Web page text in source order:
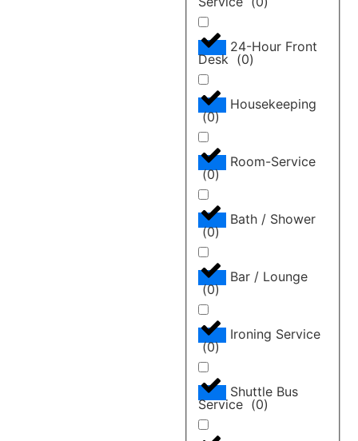
24-Hour Front
Desk (0)
Housekeeping
(0)
Room-Service
(0)
Bath / Shower
(0)
Bar / Lounge
(0)
Ironing Service
(0)
Shuttle Bus
Service (0)